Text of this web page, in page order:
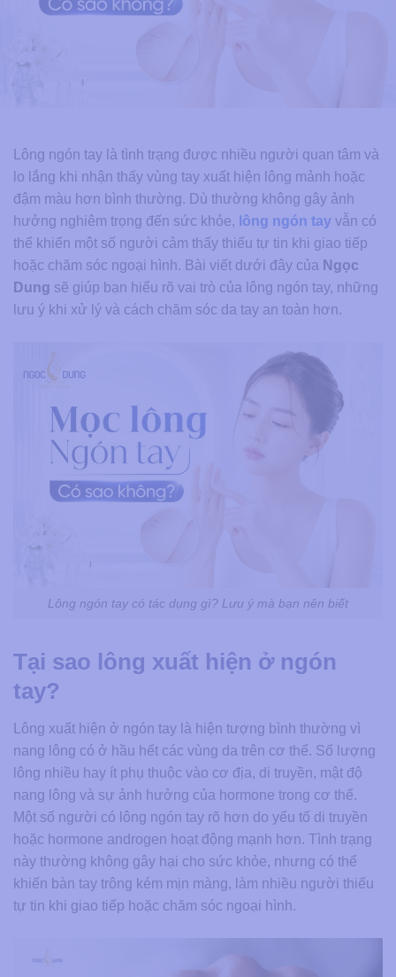
Lông ngón tay là tình trạng được nhiều người quan tâm và
lo lắng khi nhận thấy vùng tay xuất hiện lông mảnh hoặc
đậm màu hơn bình thường. Dù thường không gây ảnh
hưởng nghiêm trọng đến sức khỏe, lông ngón tay vẫn có
thể khiến một số người cảm thấy thiếu tự tin khi giao tiếp
hoặc chăm sóc ngoại hình. Bài viết dưới đây của Ngọc
Dung sẽ giúp bạn hiểu rõ vai trò của lông ngón tay, những
lưu ý khi xử lý và cách chăm sóc da tay an toàn hơn.
Lông ngón tay có tác dụng gì? Lưu ý mà bạn nên biết
Tại sao lông xuất hiện ở ngón
tay?
Lông xuất hiện ở ngón tay là hiện tượng bình thường vì
nang lông có ở hầu hết các vùng da trên cơ thể. Số lượng
lông nhiều hay ít phụ thuộc vào cơ địa, di truyền, mật độ
nang lông và sự ảnh hưởng của hormone trong cơ thể.
Một số người có lông ngón tay rõ hơn do yếu tố di truyền
hoặc hormone androgen hoạt động mạnh hơn. Tình trạng
này thường không gây hại cho sức khỏe, nhưng có thể
khiến bàn tay trông kém mịn màng, làm nhiều người thiếu
tự tin khi giao tiếp hoặc chăm sóc ngoại hình.